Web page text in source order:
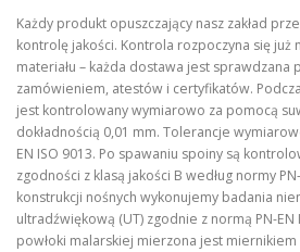
Każdy produkt opuszczający nasz zakład
kontrolę jakości. Kontrola rozpoczyna się już
materiału – każda dostawa jest sprawdzana
zamówieniem, atestów i certyfikatów.
jest kontrolowany wymiarowo za pomocą
dokładnością 0,01 mm. Tolerancje
EN ISO 9013. Po spawaniu spoiny są
zgodności z klasą jakości B według normy
konstrukcji nośnych wykonujemy badania
ultradźwiękową (UT) zgodnie z normą PN-EN
powłoki malarskiej mierzona jest